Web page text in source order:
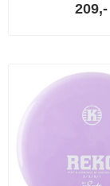
209,-